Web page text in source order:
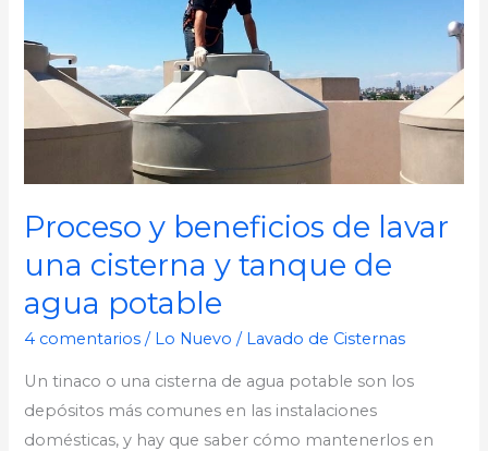
Proceso y beneficios de lavar
una cisterna y tanque de
agua potable
4 comentarios / Lo Nuevo / Lavado de Cisternas
Un tinaco o una cisterna de agua potable son los
depósitos más comunes en las instalaciones
domésticas, y hay que saber cómo mantenerlos en
de
lavar
cisterna
tanque
de
potable